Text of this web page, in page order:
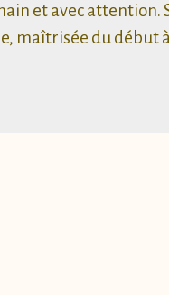
et avec attention.
maîtrisée du début